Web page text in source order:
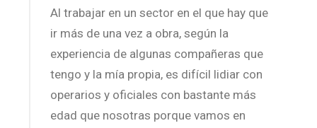
Al trabajar en un sector en el que hay que
ir más de una vez a obra, según la
experiencia de algunas compañeras que
tengo y la mía propia, es difícil lidiar con
operarios y oficiales con bastante más
edad que nosotras porque vamos en